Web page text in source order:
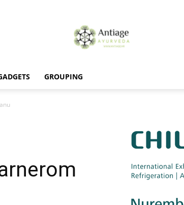
GROUPING